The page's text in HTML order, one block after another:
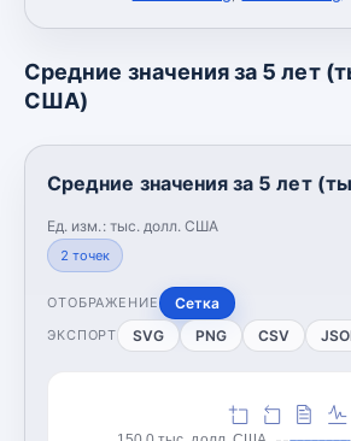
Средние значения за 5 лет
США)
Средние значения за 5 лет
Ед. изм.: тыс. долл. США
2 точек
ОТОБРАЖЕНИЕ Сетка
ЭКСПОРТ SVG PNG CSV